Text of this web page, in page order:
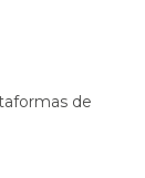
de